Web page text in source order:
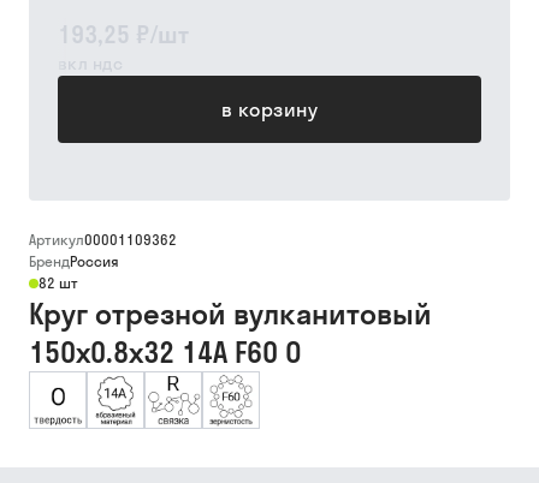
193,25 ₽/шт
вкл ндс
в корзину
Артикул00001109362
БрендРоссия
82 шт
Круг отрезной вулканитовый
150х0.8х32 14А F60 O